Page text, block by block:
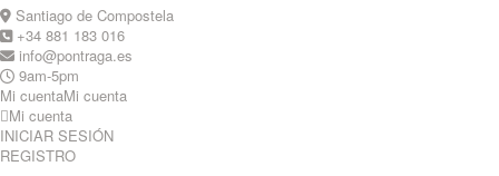
Skip
to
content
Santiago de Compostela
+34 881 183 016
info@pontraga.es
9am-5pm
Mi cuentaMi cuenta
Mi cuenta
INICIAR SESIÓN
REGISTRO